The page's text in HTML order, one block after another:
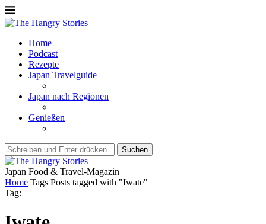
Home
Podcast
Rezepte
Japan Travelguide
Japan nach Regionen
Genießen
Suchen
Japan Food & Travel-Magazin
Home Tags Posts tagged with "Iwate"
Tag: